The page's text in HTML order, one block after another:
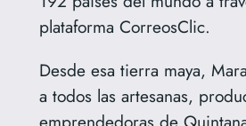
plataforma CorreosClic.
Desde esa tierra maya,
a todos las artesanas,